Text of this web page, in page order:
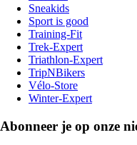
Sneakids
Sport is good
Training-Fit
Trek-Expert
Triathlon-Expert
TripNBikers
Vélo-Store
Winter-Expert
Abonneer je op onze